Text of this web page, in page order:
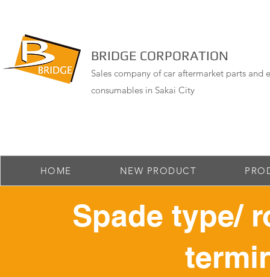
BRIDGE CORPORATION
Sales company of car aftermarket parts and
consumables in Sakai City
HOME NEW PRODUCT
Spade type/